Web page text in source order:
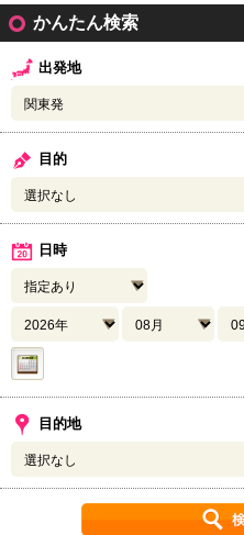
かんたん検索
出発地
目的
日時
目的地